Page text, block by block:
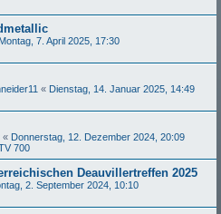
Montag, 7. April 2025, 17:30
« Dienstag, 14. Januar 2025, 14:49
« Donnerstag, 12. Dezember 2024, 20:09
700
Deauvillertreffen 2025
2. September 2024, 10:10